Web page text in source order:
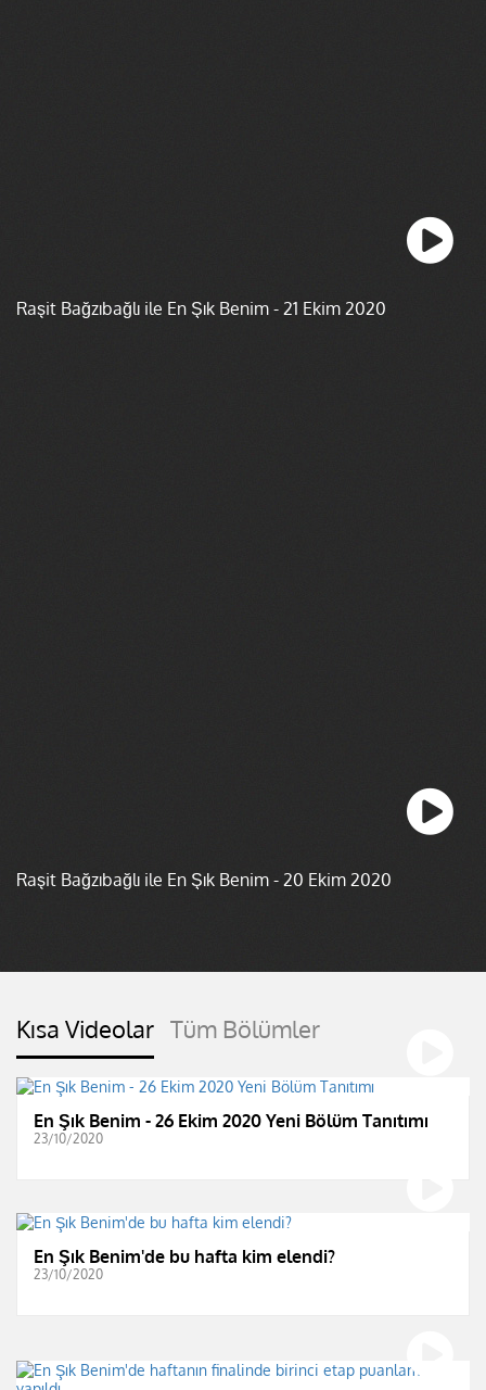
Raşit Bağzıbağlı ile En Şık Benim - 21 Ekim 2020
Raşit Bağzıbağlı ile En Şık Benim - 20 Ekim 2020
Kısa Videolar Tüm Bölümler
En Şık Benim - 26 Ekim 2020 Yeni Bölüm Tanıtımı
23/10/2020
En Şık Benim'de bu hafta kim elendi?
23/10/2020